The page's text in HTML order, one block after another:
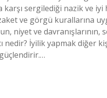
sergilediği nazik ve
ve görgü
niyet ve davranışlarının,
nedir? İyilik yapmak diğer
güçlendirir.…